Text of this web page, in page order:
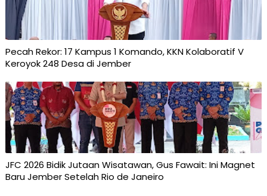
Pecah Rekor: 17 Kampus 1 Komando, KKN Kolaboratif V
Keroyok 248 Desa di Jember
JFC 2026 Bidik Jutaan Wisatawan, Gus Fawait: Ini Magnet
Baru Jember Setelah Rio de Janeiro